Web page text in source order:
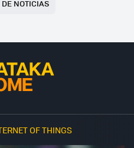
NOTICIAS
OF THINGS